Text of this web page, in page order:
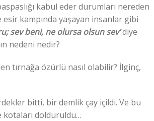
kabul eder durumları nereden
esir kampında yaşayan insanlar gibi
sev beni, ne olursa olsun sev’diye
nedeni nedir?
tırnağa özürlü nasıl olabilir? İlginç,
bitti, bir demlik çay içildi. Ve bu
dolduruldu…